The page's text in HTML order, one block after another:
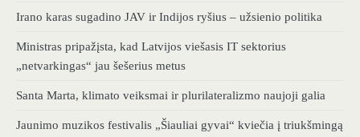
Irano karas sugadino JAV ir Indijos ryšius – užsienio politika
Ministras pripažįsta, kad Latvijos viešasis IT sektorius
„netvarkingas“ jau šešerius metus
Santa Marta, klimato veiksmai ir plurilateralizmo naujoji galia
Jaunimo muzikos festivalis „Šiauliai gyvai“ kviečia į triukšmingą